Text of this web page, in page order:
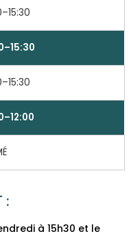
:
à 15h30 et le